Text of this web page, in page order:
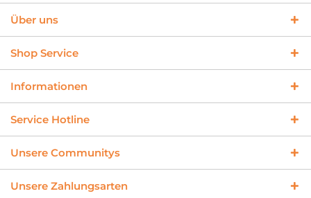
Über uns
Shop Service
Informationen
Service Hotline
Unsere Communitys
Unsere Zahlungsarten